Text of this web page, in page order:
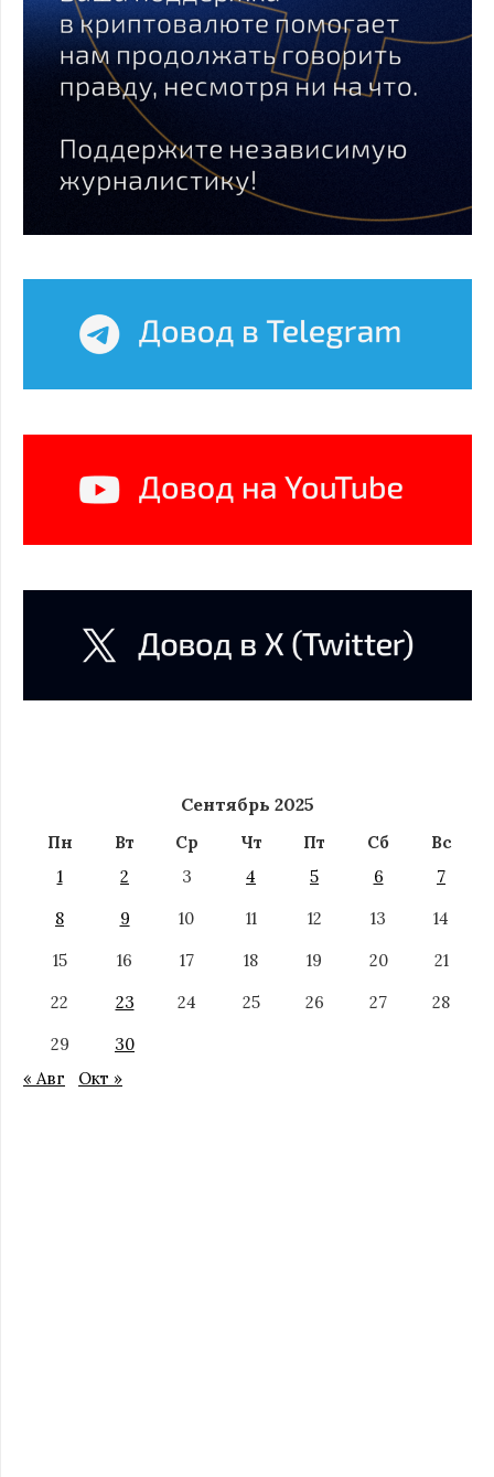
Сентябрь 2025
Пн Вт Ср Чт Пт Сб
Вс
1
2 3 4 5 6
7
8
9 10 11 12 13
14
15
16 17 18 19 20
21
22
23 24 25 26 27
28
29
30
« Авг
Окт »